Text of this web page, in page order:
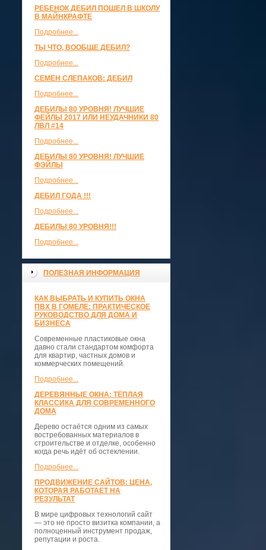
РЕБЕНОК ДЕБИЛ ПОШЕЛ В ШКОЛУ
В МАЙНКРАФТЕ
Подробнее...
ТЫ ЧТО, ВООБЩЕ ДЕБИЛ?
Подробнее...
СЕМЁН СЛЕПАКОВ: ДЕБИЛ
Подробнее...
ДЕБИЛЫ 80 УРОВНЯ! ЛУЧШИЕ
ФЕЙЛЫ 2017 ИЛИ НЕУДАЧНИКИ 80
ЛВЛ #14
Подробнее...
ДЕБИЛЫ 80 УРОВНЯ! ЛУЧШИЕ
ФЭЙЛЫ
Подробнее...
ДЕБИЛ ГОДА !!!
Подробнее...
ДЕБИЛЫ 80 УРОВНЯ!!!
Подробнее...
ПОЛЕЗНАЯ ИНФОРМАЦИЯ
КАК ВЫБРАТЬ И КУПИТЬ ОКНА
ПВХ В ГОМЕЛЕ: ПРАКТИЧЕСКОЕ
РУКОВОДСТВО ДЛЯ ДОМА И
БИЗНЕСА
Современные пластиковые окна
давно стали стандартом комфорта
для квартир, частных домов и
коммерческих помещений.
Подробнее...
ДЕРЕВЯННЫЕ ОКНА: ТЁПЛАЯ
КЛАССИКА ДЛЯ СОВРЕМЕННОГО
ДОМА
Дерево остаётся одним из самых
востребованных материалов в
строительстве и отделке, особенно
когда речь идёт об остеклении.
Подробнее...
ПРОДВИЖЕНИЕ САЙТОВ: ЦЕНА,
КОТОРАЯ РАБОТАЕТ НА
РЕЗУЛЬТАТ
В мире цифровых технологий сайт
— это не просто визитка компании, а
полноценный инструмент продаж,
репутации и роста.